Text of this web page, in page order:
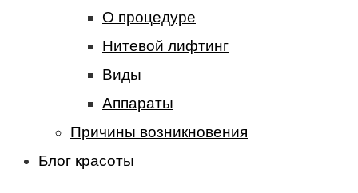
О процедуре
Нитевой лифтинг
Виды
Аппараты
Причины возникновения
Блог красоты